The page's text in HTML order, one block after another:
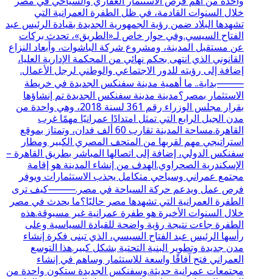
خلال السنوات القادمة، في ظل الطفرة العمرانية التي
تشهدها البلاد ضمن رؤية الجمهورية الجديدة بقيادة الرئيس عبد
الفتاح السيسي.وفي حوار خاص لـ«الطريق»، تحدث بركات
عن مستقبل المدينة، ومشروع شركة الباشوات، وأبعاد النزاع
القانوني الذي انتهى بحكم نهائي من المحكمة الإدارية العليا،
إضافة إلى رؤيته للدور الاجتماعي والوطني لرجل الأعمال.
⸻بداية.. ما أهمية مدينة سفنكس الجديدة في خريطة
الاستثمار بمصر؟مدينة مدينة سفنكس الجديدة تم إنشاؤها
بقرار مجلس الوزراء رقم 361 لسنة 2018، وهي واحدة من
مدن الجيل الرابع التي تمثل امتدادًا عمرانيًا مهمًا غرب
القاهرة.مساحة المدينة تقارب 60 ألف فدان، وتمتاز بموقع
استراتيجي مهم لقربها من المتحف المصري الكبير ومطار
سفنكس الدولي، إضافة إلى اتصالها المباشر بطريق القاهرة –
الإسكندرية الصحراوي.الهدف من إنشاء المدينة هو إقامة
مجتمع عمراني وسياحي متكامل يجذب الاستثمارات ويوفر
فرص عمل ويدعم حركة السياحة في مصر.⸻كيف ترى
الطفرة العمرانية التي تشهدها مصر حاليًا؟ما يحدث في مصر
خلال السنوات الأخيرة هو طفرة عمرانية غير مسبوقة.هذه
الطفرة جاءت نتيجة رؤية واضحة للقيادة السياسية وعلى
رأسها الرئيس عبد الفتاح السيسي، الذي تبنى فكرة إنشاء
مدن جديدة وتطوير البنية التحتية بشكل كبير.هذا التوسع
العمراني فتح آفاقًا واسعة للاستثمار وساهم في إنشاء
مجتمعات عمرانية حديثة.وسفنكس الجديدة ستكون واحدة من